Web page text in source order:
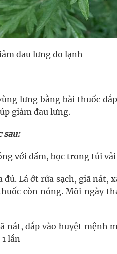
đau lưng do lạnh
lưng bằng bài thuốc
giảm đau lưng.
sau:
với dấm, bọc trong túi
đủ. Lá ớt rửa sạch, giã
còn nóng. Mỗi ngày
nát, đắp vào huyệt mệnh
lần